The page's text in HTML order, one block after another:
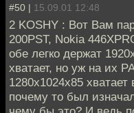
#50 | 15.09.01 12:48
2 KOSHY : Вот Вам
200PST, Nokia
обе легко держат
хватает, но уж на их
1280х1024х85
почему то был